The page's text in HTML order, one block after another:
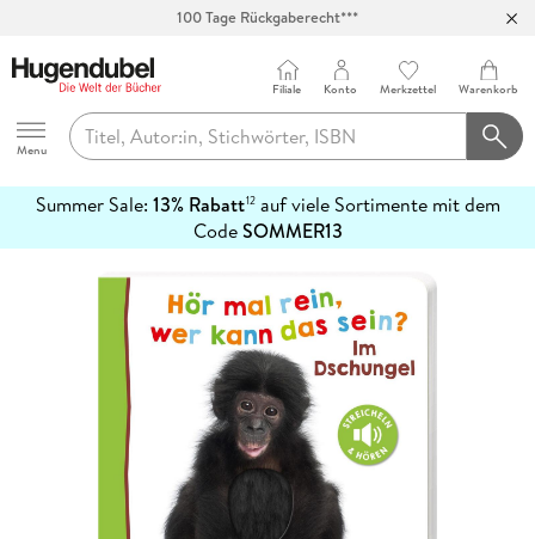
Abholung in über 100 Filialen
Hugendubel
Menu
Filiale Konto Merkzettel Warenkorb
Summer Sale: 13% Rabatt12auf viele Sortimente mit dem
CodeSOMMER13
erfahren